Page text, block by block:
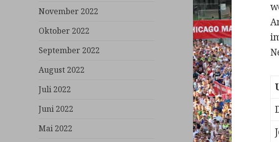
November 2022
Oktober 2022
September 2022
August 2022
Juli 2022
Juni 2022
Mai 2022